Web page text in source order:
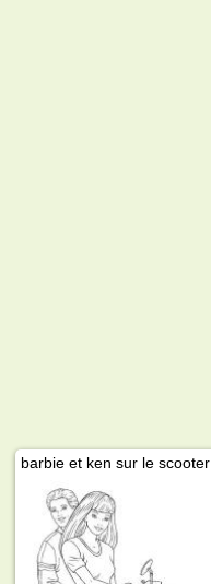
barbie et ken sur le scooter